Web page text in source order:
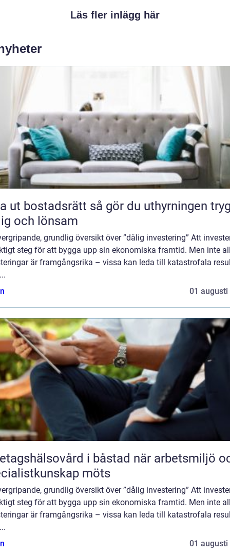
Läs fler inlägg här
så gör du uthyrningen trygg,
och lönsam
grundlig översikt över ”dålig investering” Att
steg för att bygga upp sin ekonomiska framtid. Men inte
är framgångsrika – vissa kan leda till katastrofala
01 augusti
i båstad när arbetsmiljö och
möts
grundlig översikt över ”dålig investering” Att
steg för att bygga upp sin ekonomiska framtid. Men inte
är framgångsrika – vissa kan leda till katastrofala
01 augusti